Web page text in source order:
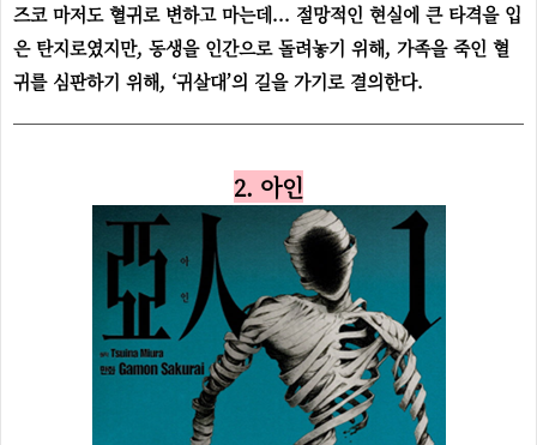
즈코 마저도 혈귀로 변하고 마는데... 절망적인 현실에 큰 타격을 입
은 탄지로였지만, 동생을 인간으로 돌려놓기 위해, 가족을 죽인 혈
귀를 심판하기 위해, ‘귀살대’의 길을 가기로 결의한다.
2. 아인